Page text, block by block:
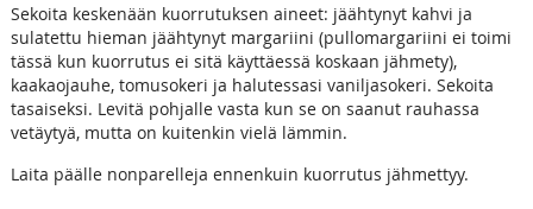
Sekoita keskenään kuorrutuksen aineet: jäähtynyt kahvi ja
sulatettu hieman jäähtynyt margariini (pullomargariini ei toimi
tässä kun kuorrutus ei sitä käyttäessä koskaan jähmety),
kaakaojauhe, tomusokeri ja halutessasi vaniljasokeri. Sekoita
tasaiseksi. Levitä pohjalle vasta kun se on saanut rauhassa
vetäytyä, mutta on kuitenkin vielä lämmin.
Laita päälle nonparelleja ennenkuin kuorrutus jähmettyy.